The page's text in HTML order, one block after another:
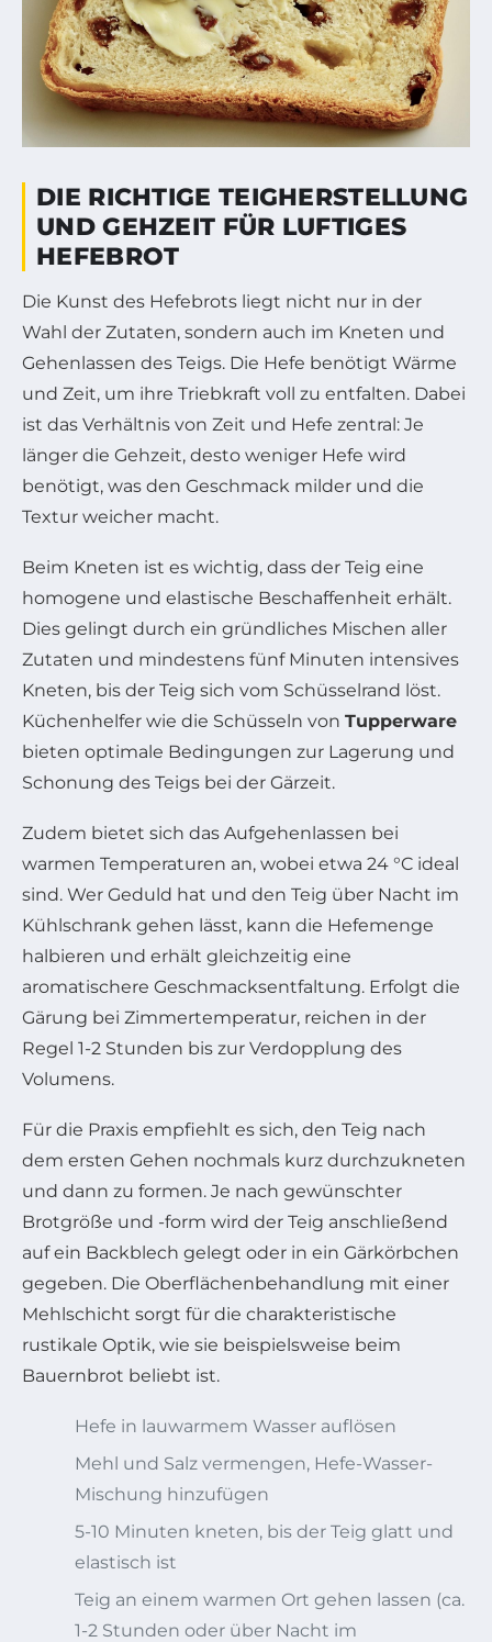
DIE RICHTIGE TEIGHERSTELLUNG
UND GEHZEIT FÜR LUFTIGES
HEFEBROT
Die Kunst des Hefebrots liegt nicht nur in der
Wahl der Zutaten, sondern auch im Kneten und
Gehenlassen des Teigs. Die Hefe benötigt Wärme
und Zeit, um ihre Triebkraft voll zu entfalten. Dabei
ist das Verhältnis von Zeit und Hefe zentral: Je
länger die Gehzeit, desto weniger Hefe wird
benötigt, was den Geschmack milder und die
Textur weicher macht.
Beim Kneten ist es wichtig, dass der Teig eine
homogene und elastische Beschaffenheit erhält.
Dies gelingt durch ein gründliches Mischen aller
Zutaten und mindestens fünf Minuten intensives
Kneten, bis der Teig sich vom Schüsselrand löst.
Küchenhelfer wie die Schüsseln von Tupperware
bieten optimale Bedingungen zur Lagerung und
Schonung des Teigs bei der Gärzeit.
Zudem bietet sich das Aufgehenlassen bei
warmen Temperaturen an, wobei etwa 24 °C ideal
sind. Wer Geduld hat und den Teig über Nacht im
Kühlschrank gehen lässt, kann die Hefemenge
halbieren und erhält gleichzeitig eine
aromatischere Geschmacksentfaltung. Erfolgt die
Gärung bei Zimmertemperatur, reichen in der
Regel 1-2 Stunden bis zur Verdopplung des
Volumens.
Für die Praxis empfiehlt es sich, den Teig nach
dem ersten Gehen nochmals kurz durchzukneten
und dann zu formen. Je nach gewünschter
Brotgröße und -form wird der Teig anschließend
auf ein Backblech gelegt oder in ein Gärkörbchen
gegeben. Die Oberflächenbehandlung mit einer
Mehlschicht sorgt für die charakteristische
rustikale Optik, wie sie beispielsweise beim
Bauernbrot beliebt ist.
Hefe in lauwarmem Wasser auflösen
Mehl und Salz vermengen, Hefe-Wasser-
Mischung hinzufügen
5-10 Minuten kneten, bis der Teig glatt und
elastisch ist
Teig an einem warmen Ort gehen lassen (ca.
1-2 Stunden oder über Nacht im